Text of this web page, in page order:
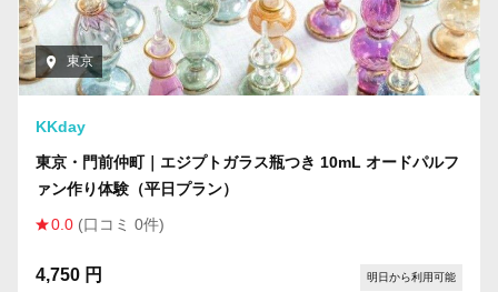
東京
KKday
東京・門前仲町｜エジプトガラス瓶つき 10mL オードパルフ
ァン作り体験（平日プラン）
0.0 (口コミ 0件)
4,750 円 明日から利用可能